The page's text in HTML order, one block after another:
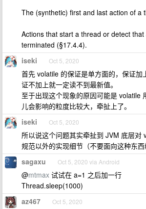
The (synthetic) first and last action of a
Actions that start a thread or detect
terminated (§17.4.4).
iseki Oct 5, 2020
首先 volatile 的保证是单方面的，保证加
证不加上就一定读不到最新值。
至于出现这个现象的原因可能是 volatile
儿会影响的粒度比较大，牵扯上了。
iseki Oct 5, 2020
所以说这个问题其实牵扯到 JVM 底层对
规范以外的实现细节（不要面向这种东
sagaxu Oct 5, 2020 via Android
@mtmax 试试在 a=1 之后加一行
Thread.sleep(1000)
az467 Oct 5, 2020